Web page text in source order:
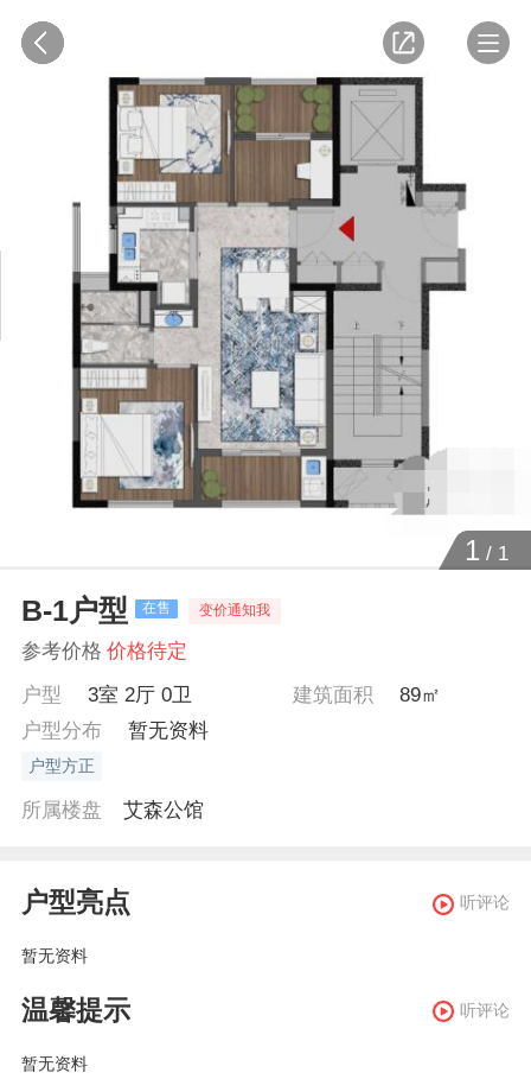
1 / 1
B-1户型 在售 变价通知我
参考价格 价格待定
户型
3室 2厅 0卫 建筑面积
89㎡
户型分布
暂无资料
户型方正
所属楼盘 艾森公馆
户型亮点 听评论
暂无资料
温馨提示 听评论
暂无资料